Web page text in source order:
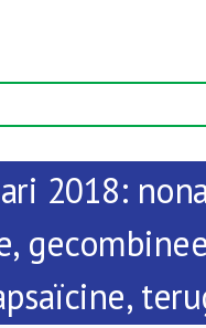
2018: